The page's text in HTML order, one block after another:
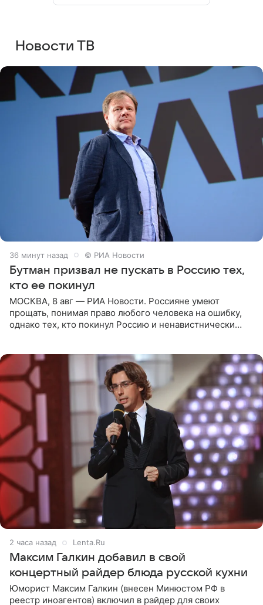
Новости ТВ
36 минут назад © РИА Новости
Бутман призвал не пускать в Россию тех,
кто ее покинул
МОСКВА, 8 авг — РИА Новости. Россияне умеют
прощать, понимая право любого человека на ошибку,
однако тех, кто покинул Россию и ненавистнически
2 часа назад Lenta.Ru
Максим Галкин добавил в свой
концертный райдер блюда русской кухни
Юморист Максим Галкин (внесен Минюстом РФ в
реестр иноагентов) включил в райдер для своих